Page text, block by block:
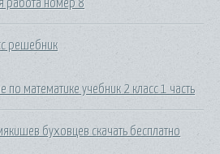
работа номер 8
решебник
по математике учебник 2 класс 1 часть
буховцев скачать бесплатно